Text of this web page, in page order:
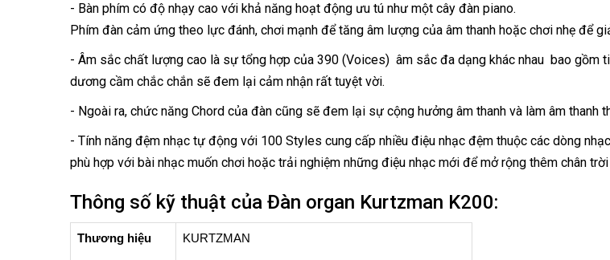
- Bàn phím có độ nhạy cao với khả năng hoạt động ưu tú như một cây đàn piano.
Phím đàn cảm ứng theo lực đánh, chơi mạnh để tăng âm lượng của âm thanh hoặc chơi nhẹ để
​- Âm sắc chất lượng cao là sự tổng hợp của 390 (Voices) âm sắc đa dạng khác nhau bao gồm
dương cầm chắc chắn sẽ đem lại cảm nhận rất tuyệt vời.
- Ngoài ra, chức năng Chord của đàn cũng sẽ đem lại sự cộng hưởng âm thanh và làm âm thanh
- Tính năng đệm nhạc tự động với 100 Styles cung cấp nhiều điệu nhạc đệm thuộc các dòng
phù hợp với bài nhạc muốn chơi hoặc trải nghiệm những điệu nhạc mới để mở rộng thêm chân
Thông số kỹ thuật của Đàn organ Kurtzman K200:
Thương hiệu KURTZMAN